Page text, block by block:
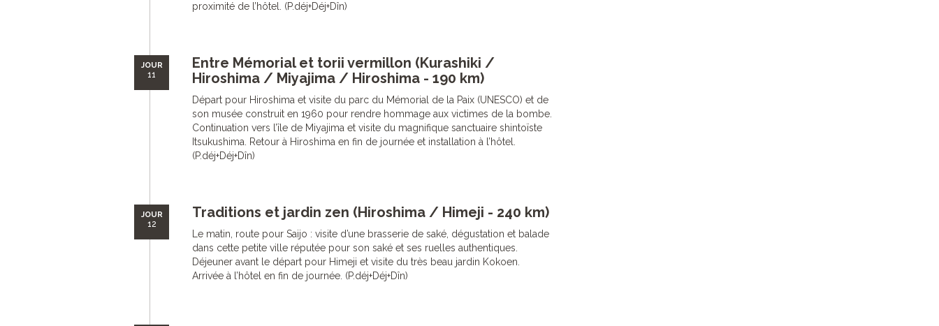
proximité de l’hôtel. (P.déj+Déj+Dîn)
JOUR
11
Entre Mémorial et torii vermillon (Kurashiki /
Hiroshima / Miyajima / Hiroshima - 190 km)
Départ pour Hiroshima et visite du parc du Mémorial de la Paix (UNESCO) et de
son musée construit en 1960 pour rendre hommage aux victimes de la bombe.
Continuation vers l’île de Miyajima et visite du magnifique sanctuaire shintoïste
Itsukushima. Retour à Hiroshima en fin de journée et installation à l’hôtel.
(P.déj+Déj+Dîn)
JOUR
12
Traditions et jardin zen (Hiroshima / Himeji - 240 km)
Le matin, route pour Saijo : visite d’une brasserie de saké, dégustation et balade
dans cette petite ville réputée pour son saké et ses ruelles authentiques.
Déjeuner avant le départ pour Himeji et visite du très beau jardin Kokoen.
Arrivée à l’hôtel en fin de journée. (P.déj+Déj+Dîn)